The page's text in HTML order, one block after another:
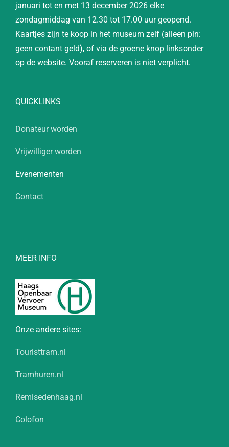
januari tot en met 13 december 2026 elke
zondagmiddag van 12.30 tot 17.00 uur geopend.
Kaartjes zijn te koop in het museum zelf (alleen pin:
geen contant geld), of via de groene knop linksonder
op de website. Vooraf reserveren is niet verplicht.
QUICKLINKS
Donateur worden
Vrijwilliger worden
Evenementen
Contact
MEER INFO
Onze andere sites:
Touristtram.nl
Tramhuren.nl
Remisedenhaag.nl
Colofon